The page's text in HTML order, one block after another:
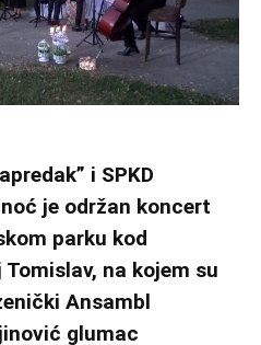
i SPKD
je održan koncert
parku kod
na kojem su
Ansambl
glumac